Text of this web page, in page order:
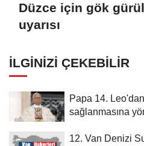
Düzce için gök
uyarısı
İLGINIZI ÇEKEBILIR
Papa 14.
sağlanmasına
12. Van Denizi